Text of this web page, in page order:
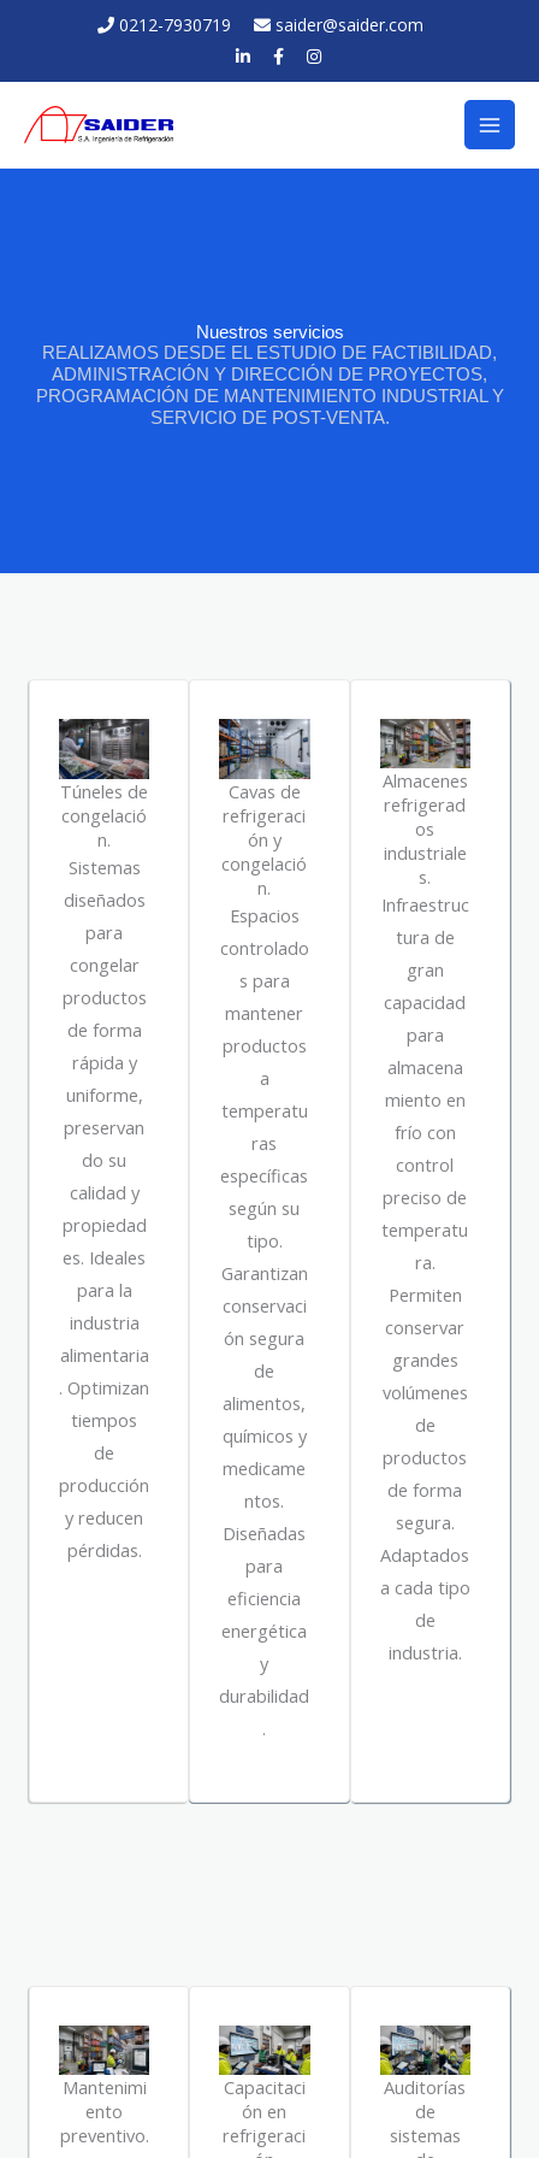
contenido
0212-7930719 saider@saider.com
Nuestros servicios
REALIZAMOS DESDE EL ESTUDIO DE FACTIBILIDAD,
ADMINISTRACIÓN Y DIRECCIÓN DE PROYECTOS,
PROGRAMACIÓN DE MANTENIMIENTO INDUSTRIAL Y
SERVICIO DE POST-VENTA.
Túneles de
congelació
n.
Sistemas
diseñados
para
congelar
productos
de forma
rápida y
uniforme,
preservan
do su
calidad y
propiedad
es. Ideales
para la
industria
alimentaria
. Optimizan
tiempos
de
producción
y reducen
pérdidas.
Cavas de
refrigeraci
ón y
congelació
n.
Espacios
controlado
s para
mantener
productos
a
temperatu
ras
específicas
según su
tipo.
Garantizan
conservaci
ón segura
de
alimentos,
químicos y
medicame
ntos.
Diseñadas
para
eficiencia
energética
y
durabilidad
.
Almacenes
refrigerad
os
industriale
s.
Infraestruc
tura de
gran
capacidad
para
almacena
miento en
frío con
control
preciso de
temperatu
ra.
Permiten
conservar
grandes
volúmenes
de
productos
de forma
segura.
Adaptados
a cada tipo
de
industria.
Mantenimi
ento
preventivo.
Capacitaci
ón en
refrigeraci
Auditorías
de
sistemas